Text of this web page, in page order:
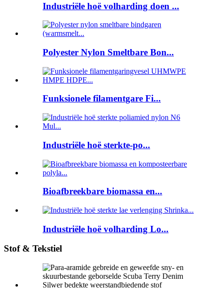
Industriële hoë volharding doen ...
Polyester Nylon Smeltbare Bon...
Funksionele filamentgare Fi...
Industriële hoë sterkte-po...
Bioafbreekbare biomassa en...
Industriële hoë volharding Lo...
Stof & Tekstiel